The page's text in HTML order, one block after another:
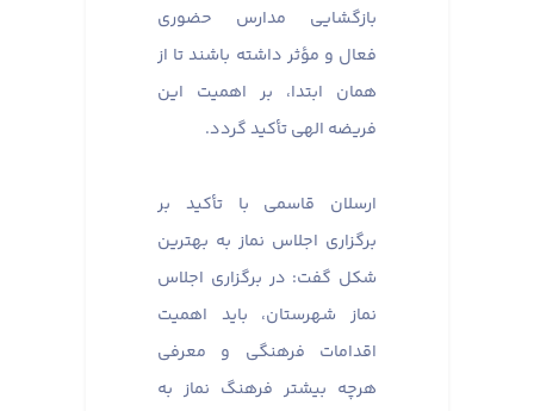
بازگشایی مدارس حضوری
فعال و مؤثر داشته باشند تا از
همان ابتدا، بر اهمیت این
فریضه الهی تأکید گردد.
ارسلان قاسمی با تأکید بر
برگزاری اجلاس نماز به بهترین
شکل گفت: در برگزاری اجلاس
نماز شهرستان، باید اهمیت
اقدامات فرهنگی و معرفی
هرچه بیشتر فرهنگ نماز به